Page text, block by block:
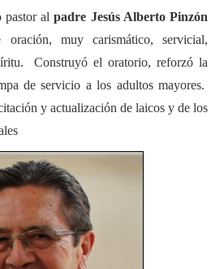
pastor alpadre Jesús Alberto Pinzón
muy carismático, servicial,
Construyó el oratorio, reforzó la
de servicio a los adultos mayores.
y actualización de laicos y de los